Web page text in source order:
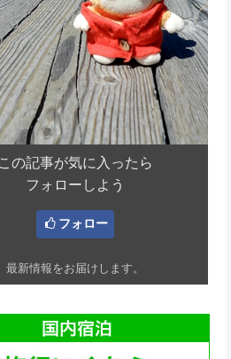
この記事が気に入ったら
フォローしよう
フォロー
最新情報をお届けします。